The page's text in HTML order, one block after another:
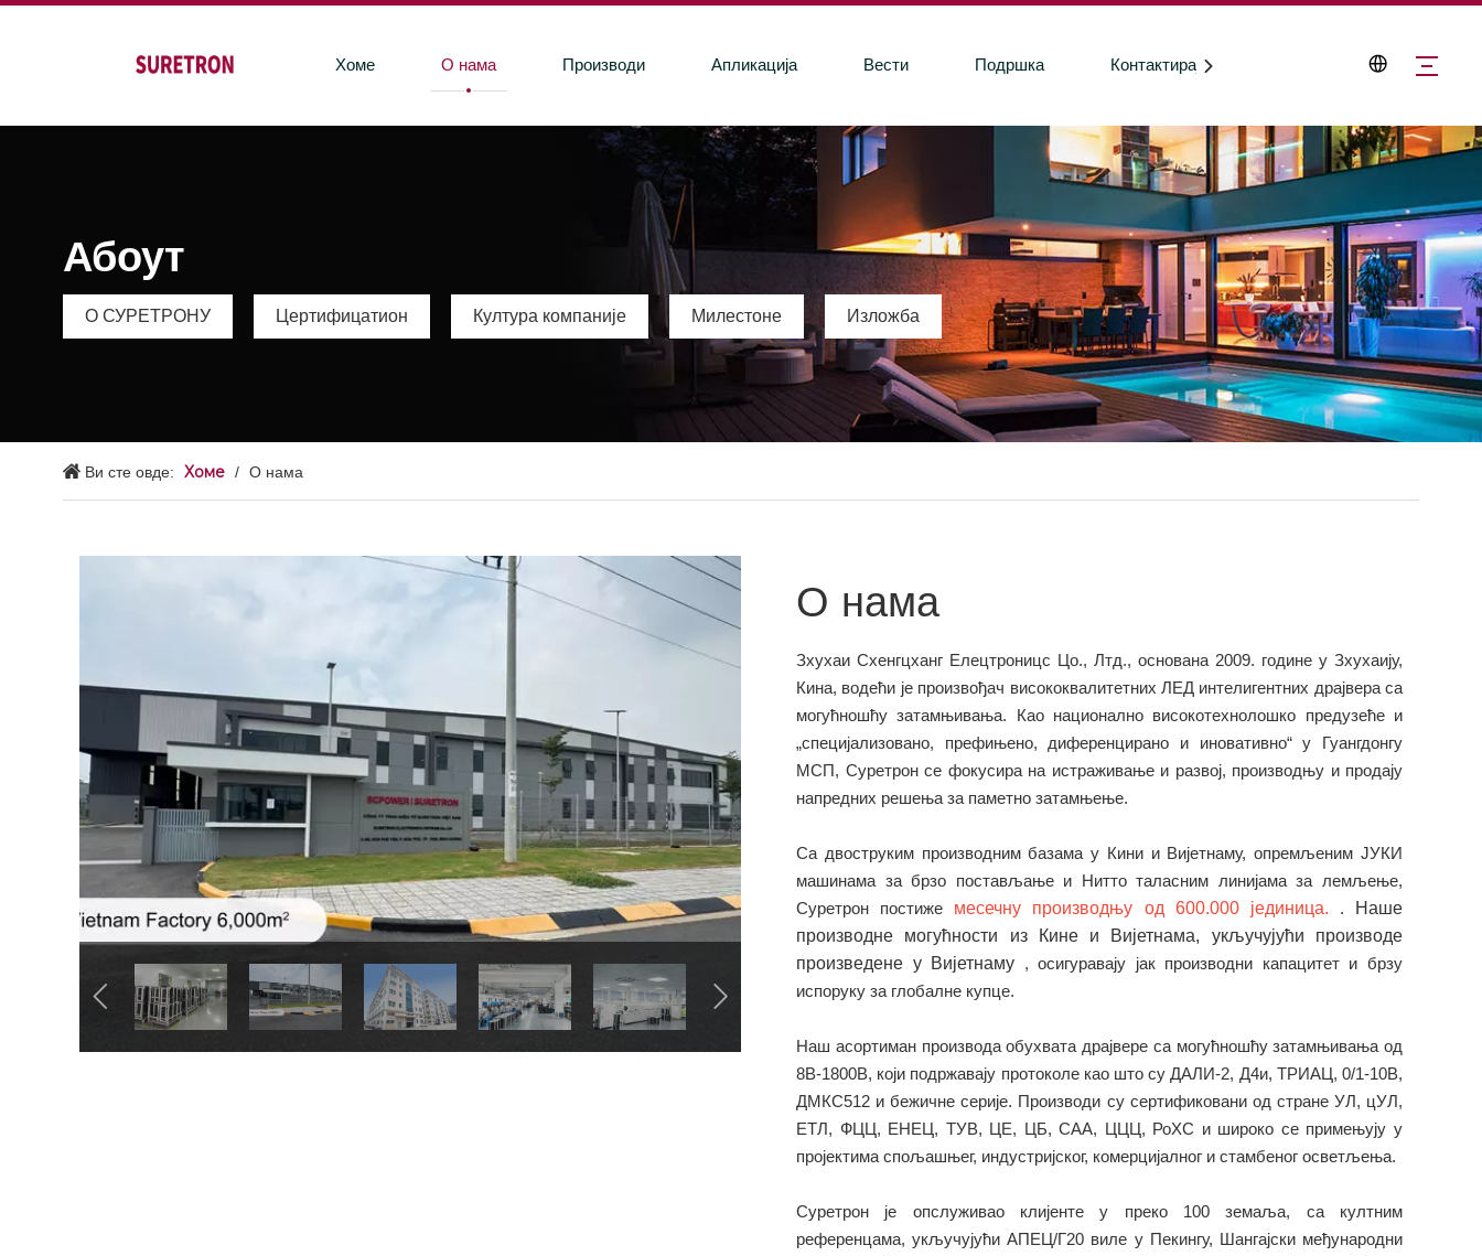
Хоме О нама Производи Апликација Вести Подршка Контактирајте нас
Абоут
О СУРЕТРОНУ Цертифицатион Култура компаније Милестоне Изложба
Ви сте овде: Хоме / О нама
О нама
Зхухаи Схенгцханг Елецтроницс Цо., Лтд., основана 2009. године у Зхухаију,
Кина, водећи је произвођач висококвалитетних ЛЕД интелигентних драјвера са
могућношћу затамњивања. Као национално високотехнолошко предузеће и
„специјализовано, префињено, диференцирано и иновативно“ у Гуангдонгу
МСП, Суретрон се фокусира на истраживање и развој, производњу и продају
напредних решења за паметно затамњење.
Са двоструким производним базама у Кини и Вијетнаму, опремљеним ЈУКИ
машинама за брзо постављање и Нитто таласним линијама за лемљење,
Суретрон постиже месечну производњу од 600.000 јединица. .
Наше
производне могућности из Кине и Вијетнама, укључујући производе
произведене у Вијетнаму , осигуравају јак производни капацитет и брзу
испоруку за глобалне купце.
Наш асортиман производа обухвата драјвере са могућношћу затамњивања од
8В-1800В, који подржавају протоколе као што су ДАЛИ-2, Д4и, ТРИАЦ, 0/1-10В,
ДМКС512 и бежичне серије. Производи су сертификовани од стране УЛ, цУЛ,
ЕТЛ, ФЦЦ, ЕНЕЦ, ТУВ, ЦЕ, ЦБ, САА, ЦЦЦ, РоХС и широко се примењују у
пројектима спољашњег, индустријског, комерцијалног и стамбеног осветљења.
Суретрон је опслуживао клијенте у преко 100 земаља, са култним
референцама, укључујући АПЕЦ/Г20 виле у Пекингу, Шангајски међународни